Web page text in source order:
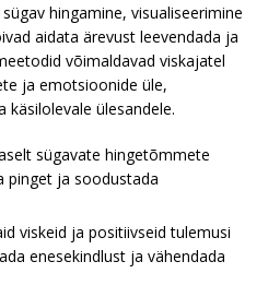
hingamine, visualiseerimine
aidata ärevust leevendada ja
võimaldavad viskajatel
ja emotsioonide üle,
käsilolevale ülesandele.
sügavate hingetõmmete
pinget ja soodustada
viskeid ja positiivseid tulemusi
enesekindlust ja vähendada